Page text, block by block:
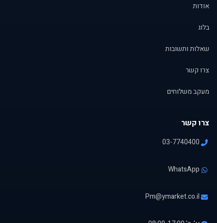
אודות
בלוג
שאלות ותשובות
צרו קשר
מעקב משלוחים
צרו קשר
03-7740400
WhatsApp
Pm@ymarket.co.il